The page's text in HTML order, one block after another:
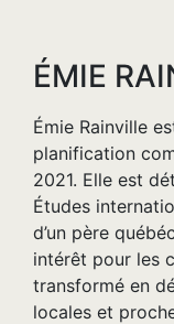
ÉMIE
Émie Rainville
planification
2021. Elle est
Études
d’un père
intérêt pour les
transformé en
locales et